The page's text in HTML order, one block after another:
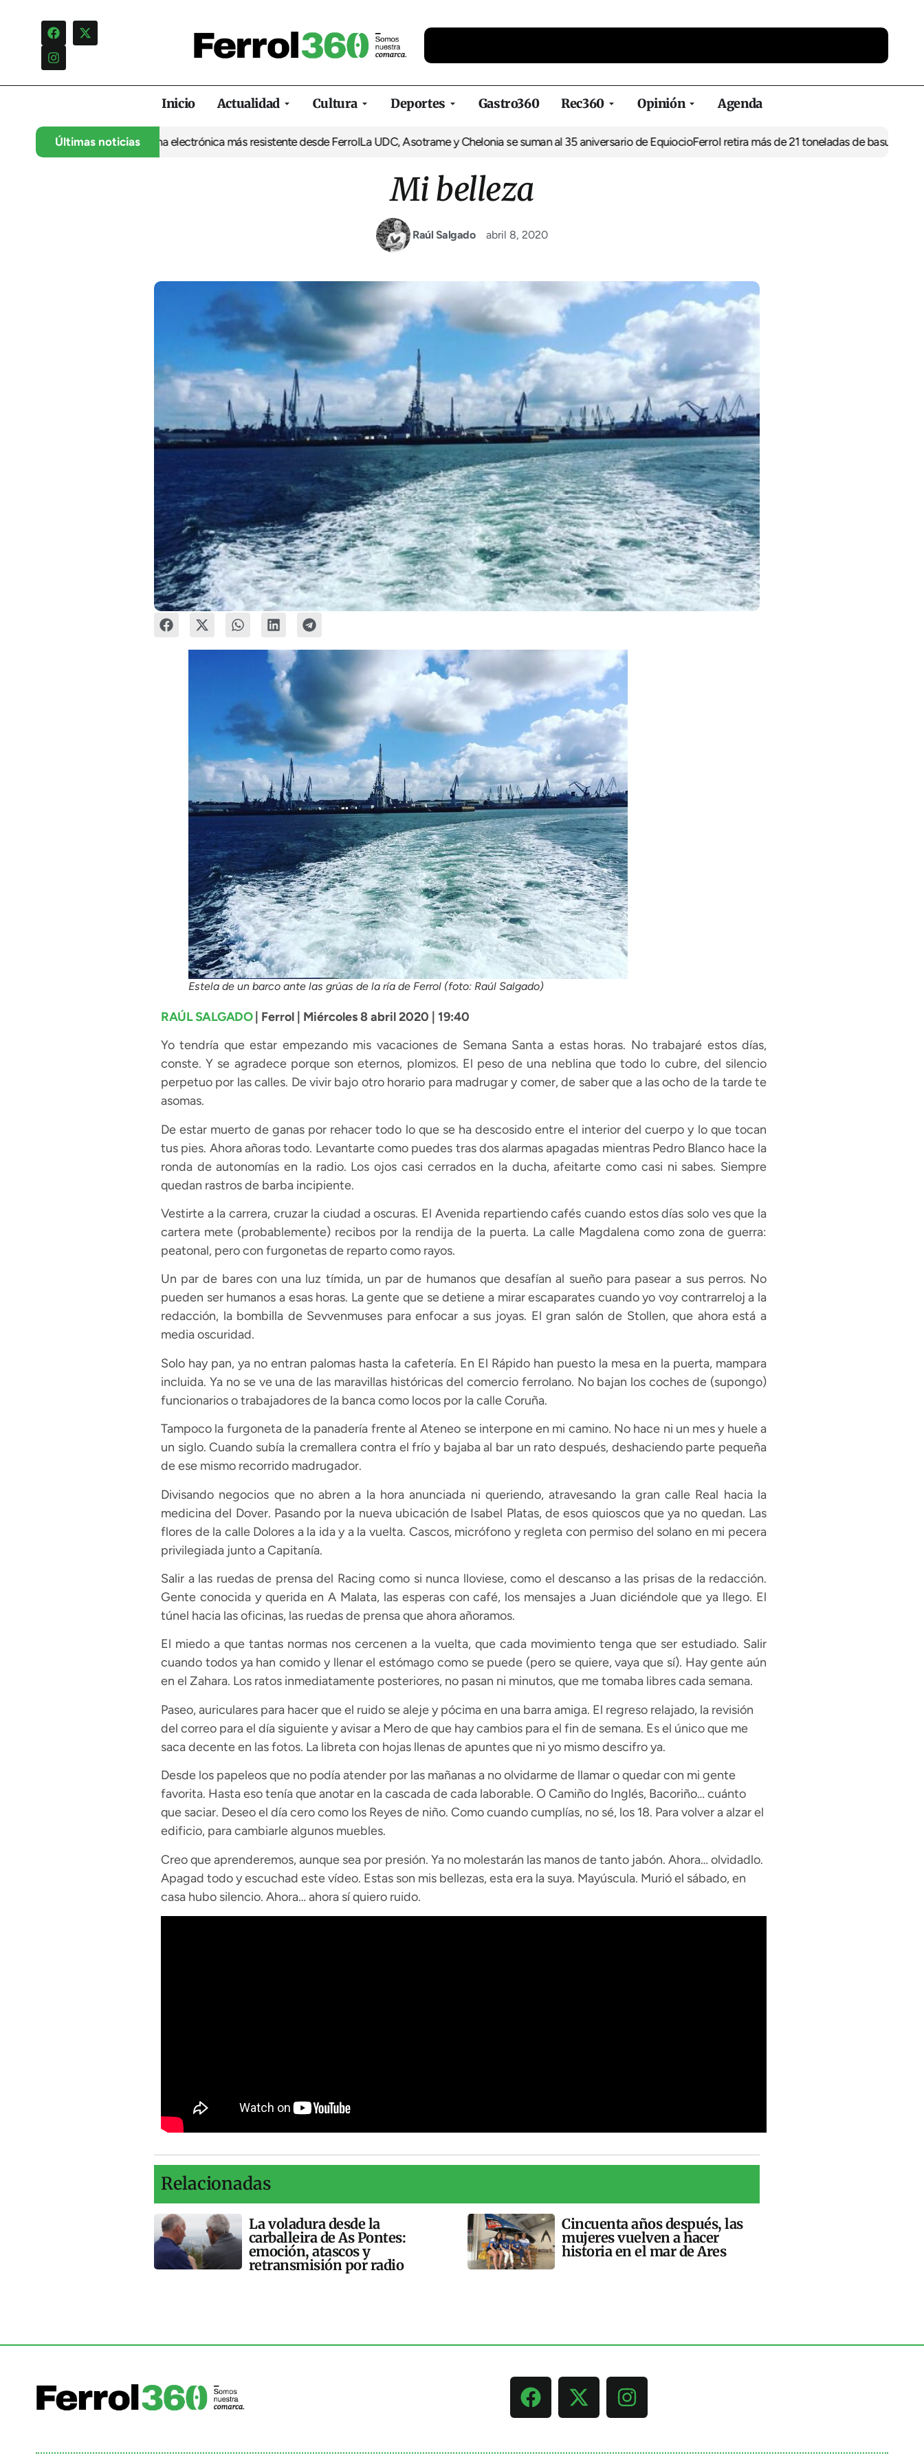
Inicio Actualidad Cultura Deportes Gastro360 Rec360 Opinión Agenda
Últimas noticias
UDC abre la puerta a una electrónica más resistente desde FerrolLa UDC, Asotrame y Chelonia se suman al 35 aniversario de EquiocioFerrol retira más de 21 toneladas de basura de
Mi belleza
Raúl Salgado abril 8, 2020
Estela de un barco ante las grúas de la ría de Ferrol (foto: Raúl Salgado)
RAÚL SALGADO| Ferrol | Miércoles 8 abril 2020 | 19:40
Yo tendría que estar empezando mis vacaciones de Semana Santa a estas horas. No trabajaré estos días,
conste. Y se agradece porque son eternos, plomizos. El peso de una neblina que todo lo cubre, del silencio
perpetuo por las calles. De vivir bajo otro horario para madrugar y comer, de saber que a las ocho de la tarde te
asomas.
De estar muerto de ganas por rehacer todo lo que se ha descosido entre el interior del cuerpo y lo que tocan
tus pies. Ahora añoras todo. Levantarte como puedes tras dos alarmas apagadas mientras Pedro Blanco hace la
ronda de autonomías en la radio. Los ojos casi cerrados en la ducha, afeitarte como casi ni sabes. Siempre
quedan rastros de barba incipiente.
Vestirte a la carrera, cruzar la ciudad a oscuras. El Avenida repartiendo cafés cuando estos días solo ves que la
cartera mete (probablemente) recibos por la rendija de la puerta. La calle Magdalena como zona de guerra:
peatonal, pero con furgonetas de reparto como rayos.
Un par de bares con una luz tímida, un par de humanos que desafían al sueño para pasear a sus perros. No
pueden ser humanos a esas horas. La gente que se detiene a mirar escaparates cuando yo voy contrarreloj a la
redacción, la bombilla de Sevvenmuses para enfocar a sus joyas. El gran salón de Stollen, que ahora está a
media oscuridad.
Solo hay pan, ya no entran palomas hasta la cafetería. En El Rápido han puesto la mesa en la puerta, mampara
incluida. Ya no se ve una de las maravillas históricas del comercio ferrolano. No bajan los coches de (supongo)
funcionarios o trabajadores de la banca como locos por la calle Coruña.
Tampoco la furgoneta de la panadería frente al Ateneo se interpone en mi camino. No hace ni un mes y huele a
un siglo. Cuando subía la cremallera contra el frío y bajaba al bar un rato después, deshaciendo parte pequeña
de ese mismo recorrido madrugador.
Divisando negocios que no abren a la hora anunciada ni queriendo, atravesando la gran calle Real hacia la
medicina del Dover. Pasando por la nueva ubicación de Isabel Platas, de esos quioscos que ya no quedan. Las
flores de la calle Dolores a la ida y a la vuelta. Cascos, micrófono y regleta con permiso del solano en mi pecera
privilegiada junto a Capitanía.
Salir a las ruedas de prensa del Racing como si nunca lloviese, como el descanso a las prisas de la redacción.
Gente conocida y querida en A Malata, las esperas con café, los mensajes a Juan diciéndole que ya llego. El
túnel hacia las oficinas, las ruedas de prensa que ahora añoramos.
El miedo a que tantas normas nos cercenen a la vuelta, que cada movimiento tenga que ser estudiado. Salir
cuando todos ya han comido y llenar el estómago como se puede (pero se quiere, vaya que sí). Hay gente aún
en el Zahara. Los ratos inmediatamente posteriores, no pasan ni minutos, que me tomaba libres cada semana.
Paseo, auriculares para hacer que el ruido se aleje y pócima en una barra amiga. El regreso relajado, la revisión
del correo para el día siguiente y avisar a Mero de que hay cambios para el fin de semana. Es el único que me
saca decente en las fotos. La libreta con hojas llenas de apuntes que ni yo mismo descifro ya.
Desde los papeleos que no podía atender por las mañanas a no olvidarme de llamar o quedar con mi gente
favorita. Hasta eso tenía que anotar en la cascada de cada laborable. O Camiño do Inglés, Bacoriño… cuánto
que saciar. Deseo el día cero como los Reyes de niño. Como cuando cumplías, no sé, los 18. Para volver a alzar el
edificio, para cambiarle algunos muebles.
Creo que aprenderemos, aunque sea por presión. Ya no molestarán las manos de tanto jabón. Ahora… olvidadlo.
Apagad todo y escuchad este vídeo. Estas son mis bellezas, esta era la suya. Mayúscula. Murió el sábado, en
casa hubo silencio. Ahora… ahora sí quiero ruido.
Relacionadas
La voladura desde la
carballeira de As Pontes:
emoción, atascos y
retransmisión por radio
Cincuenta años después, las
mujeres vuelven a hacer
historia en el mar de Ares